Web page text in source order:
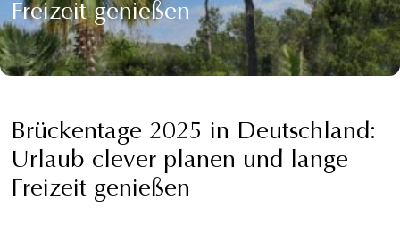
Freizeit genießen
Brückentage 2025 in Deutschland:
Urlaub clever planen und lange
Freizeit genießen